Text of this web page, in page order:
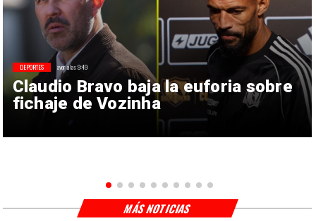
Claudio Bravo baja la euforia sobre
fichaje de Vozinha
DEPORTES ayer a las 9:49
MÁS NOTICIAS